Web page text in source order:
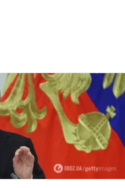
у Нижньокамську: після
Відео
фото та відео
до чергової спроби